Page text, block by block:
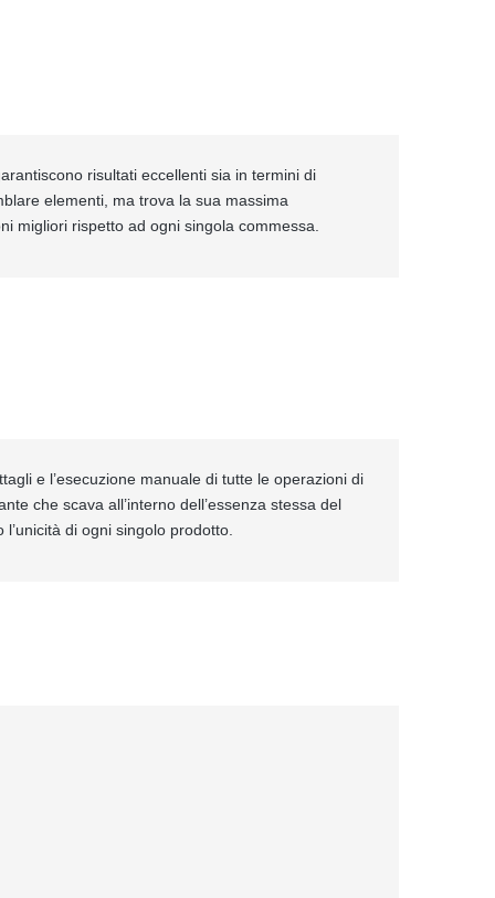
risultati eccellenti sia in termini di
elementi, ma trova la sua massima
migliori rispetto ad ogni singola commessa.
e l’esecuzione manuale di tutte le operazioni di
che scava all’interno dell’essenza stessa del
di ogni singolo prodotto.